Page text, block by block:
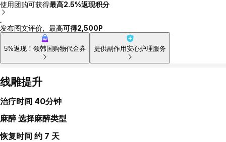
使用团购可获得最高2.5%返现积分
发布图文评价，最高可得2,500P
5%返现！领韩国购物代金券 提供副作用安心护理服务
线雕提升
治疗时间 40分钟
麻醉 选择麻醉类型
恢复时间 约 7 天